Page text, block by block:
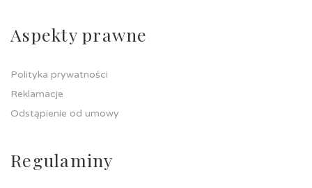
Aspekty prawne
Polityka prywatności
Reklamacje
Odstąpienie od umowy
Regulaminy